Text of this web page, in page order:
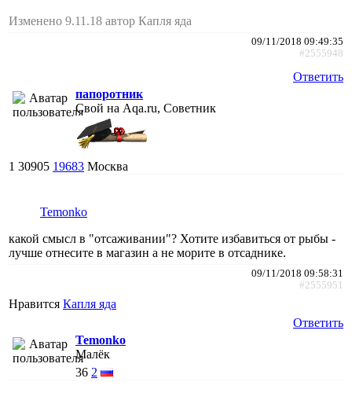
Изменено 9.11.18 автор Капля яда
09/11/2018 09:49:35
#2555948
Ответить
папоротник
Свой на Aqa.ru, Советник
1 30905 19683 Москва
Temonko
какой смысл в "отсаживании"? Хотите избавиться от рыбы -
лучше отнесите в магазин а не морите в отсаднике.
09/11/2018 09:58:31
#2555951
Нравится Капля яда
Ответить
Temonko
Малёк
36 2